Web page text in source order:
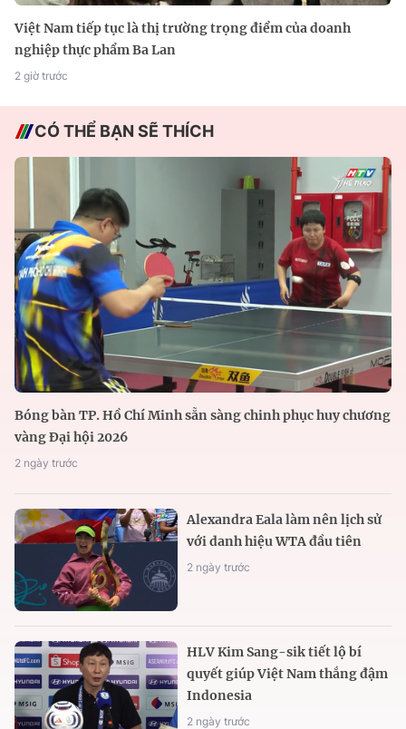
Việt Nam tiếp tục là thị trường trọng điểm của doanh
nghiệp thực phẩm Ba Lan
2 giờ trước
CÓ THỂ BẠN SẼ THÍCH
Bóng bàn TP. Hồ Chí Minh sẵn sàng chinh phục huy chương
vàng Đại hội 2026
2 ngày trước
Alexandra Eala làm nên lịch sử
với danh hiệu WTA đầu tiên
2 ngày trước
HLV Kim Sang-sik tiết lộ bí
quyết giúp Việt Nam thắng đậm
Indonesia
2 ngày trước